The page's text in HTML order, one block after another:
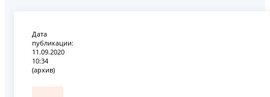
Дата
публикации:
11.09.2020
10:34
(архив)